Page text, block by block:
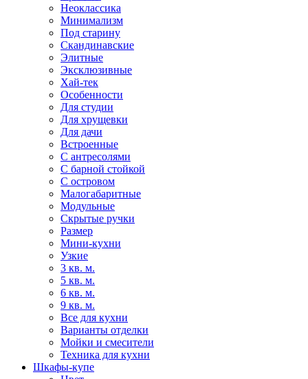
Неоклассика
Минимализм
Под старину
Скандинавские
Элитные
Эксклюзивные
Хай-тек
Особенности
Для студии
Для хрущевки
Для дачи
Встроенные
С антресолями
С барной стойкой
С островом
Малогабаритные
Модульные
Скрытые ручки
Размер
Мини-кухни
Узкие
3 кв. м.
5 кв. м.
6 кв. м.
9 кв. м.
Все для кухни
Варианты отделки
Мойки и смесители
Техника для кухни
Шкафы-купе